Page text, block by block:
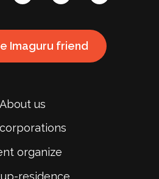
About us
organize
residence
Imaguru friend